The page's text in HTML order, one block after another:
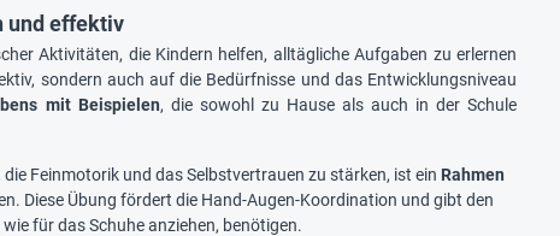
und effektiv
Aktivitäten, die Kindern helfen, alltägliche Aufgaben zu erlernen
sondern auch auf die Bedürfnisse und das Entwicklungsniveau
mit Beispielen, die sowohl zu Hause als auch in der Schule
die Feinmotorik und das Selbstvertrauen zu stärken, ist ein Rahmen
Diese Übung fördert die Hand-Augen-Koordination und gibt den
für das Schuhe anziehen, benötigen.